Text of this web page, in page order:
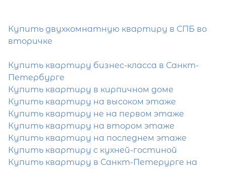
Затрудняетесь с выбором?
Мы поможем подобрать
сжатые сроки
Отправить заявку
Купить двухкомнатную квартиру в СПБ во
вторичке
Купить квартиру бизнес-класса в Санкт-
Петербурге
Купить квартиру в кирпичном доме
Купить квартиру на высоком этаже
Купить квартиру не на первом этаже
Купить квартиру на втором этаже
Купить квартиру на последнем этаже
Купить квартиру с кухней-гостиной
Купить квартиру в Санкт-Петерурге на